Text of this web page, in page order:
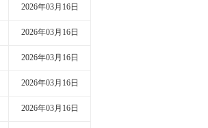
2026年03月16日
2026年03月16日
2026年03月16日
2026年03月16日
2026年03月16日